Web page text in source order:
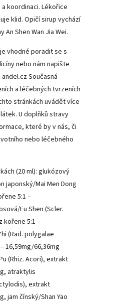
koordinaci. Lékořice
klid. Opičí sirup vychází
Shen Wan Jia Wei.
vhodné poradit se s
nebo nám napište
Současná
a léčebných tvrzeních
stránkách uvádět více
U doplňků stravy
které by v nás, či
nebo léčebného
(20 ml): glukózový
japonský/Mai Men Dong
5:1 –
Fu Shen (Scler.
kořene 5:1 –
(Rad. polygalae
16,59mg/66,36mg
(Rhiz. Acori), extrakt
atraktylis
extrakt
jam čínský/Shan Yao